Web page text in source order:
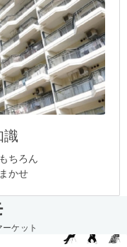
識
ちろん
かせ
ケット